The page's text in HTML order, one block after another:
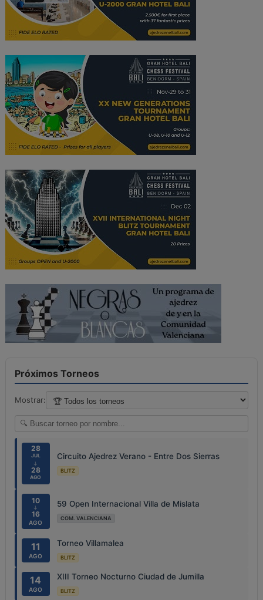
Próximos Torneos
Mostrar:
28
JUL
↓
28
AGO
Circuito Ajedrez Verano - Entre Dos Sierras
BLITZ
10
↓
16
AGO
59 Open Internacional Villa de Mislata
COM. VALENCIANA
11
AGO
Torneo Villamalea
BLITZ
14
AGO
XIII Torneo Nocturno Ciudad de Jumilla
BLITZ